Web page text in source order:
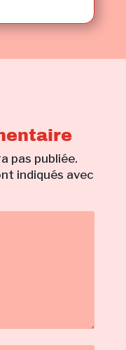
pas publiée.
indiqués avec